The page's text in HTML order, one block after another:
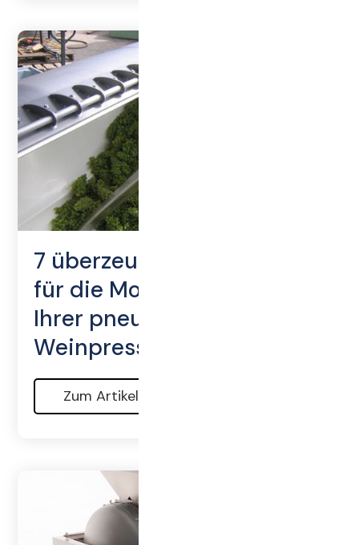
7 überzeugende Gründe
für die Modernisierung
Ihrer pneumatischen
Weinpresse
Zum Artikel